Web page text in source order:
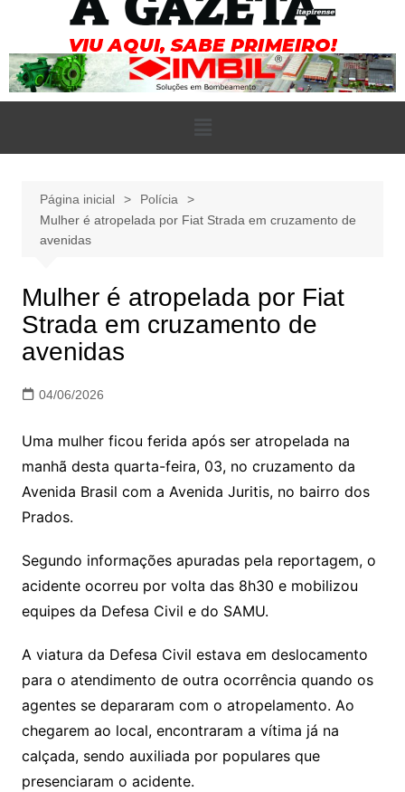
Página inicial
Polícia
Mulher é atropelada por Fiat Strada em cruzamento de
avenidas
Mulher é atropelada por Fiat
Strada em cruzamento de
avenidas
04/06/2026
Uma mulher ficou ferida após ser atropelada na
manhã desta quarta-feira, 03, no cruzamento da
Avenida Brasil com a Avenida Juritis, no bairro dos
Prados.
Segundo informações apuradas pela reportagem, o
acidente ocorreu por volta das 8h30 e mobilizou
equipes da Defesa Civil e do SAMU.
A viatura da Defesa Civil estava em deslocamento
para o atendimento de outra ocorrência quando os
agentes se depararam com o atropelamento. Ao
chegarem ao local, encontraram a vítima já na
calçada, sendo auxiliada por populares que
presenciaram o acidente.